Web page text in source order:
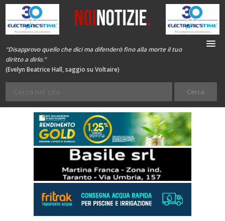
“Disapprovo quello che dici ma difenderò fino alla morte il tuo
diritto a dirlo.”
(Evelyn Beatrice Hall, saggio su Voltaire)